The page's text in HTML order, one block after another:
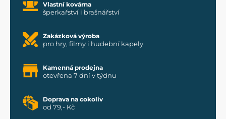
Vlastní kovárna
šperkařství i brašnářství
Zakázková výroba
pro hry, filmy i hudební kapely
Kamenná prodejna
otevřena 7 dní v týdnu
Doprava na cokoliv
od 79,- Kč